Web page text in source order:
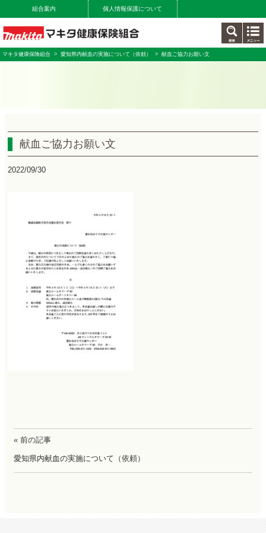
組合案内 個人情報保護について
マキタ健康保険組合 > 愛知県内献血の実施について（依頼） > 献血ご協力お願い文
献血ご協力お願い文
2022/09/30
« 前の記事
愛知県内献血の実施について（依頼）